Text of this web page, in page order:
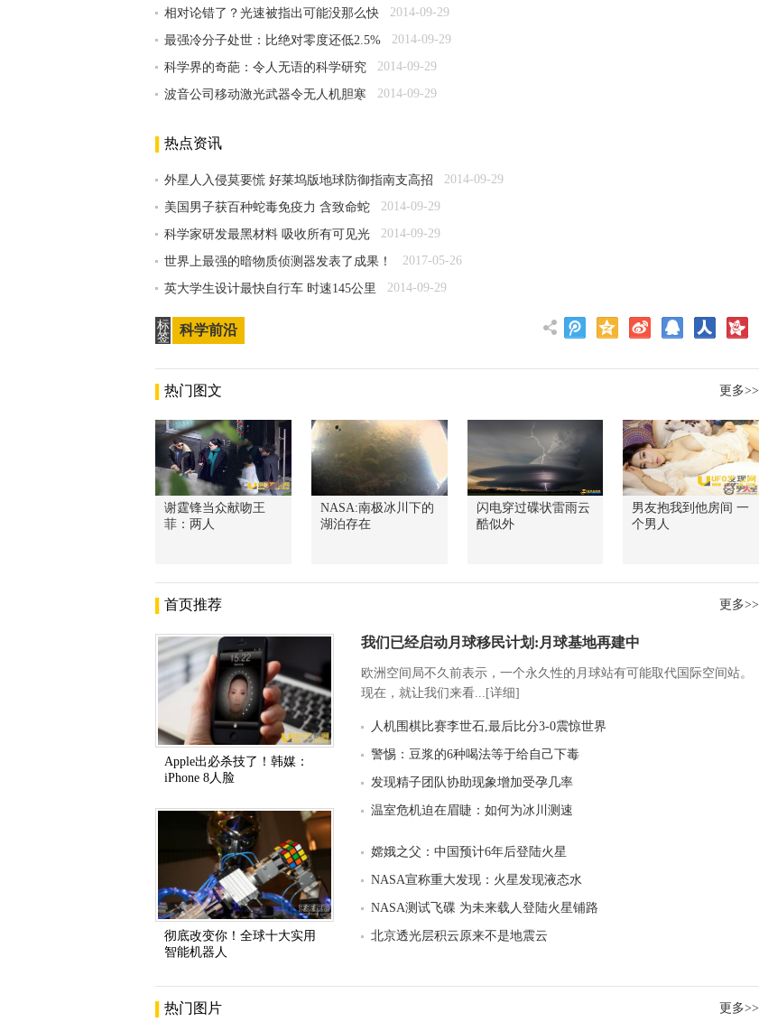
相对论错了？光速被指出可能没那么快 2014-09-29
最强冷分子处世：比绝对零度还低2.5% 2014-09-29
科学界的奇葩：令人无语的科学研究 2014-09-29
波音公司移动激光武器令无人机胆寒 2014-09-29
热点资讯
外星人入侵莫要慌 好莱坞版地球防御指南支高招 2014-09-29
美国男子获百种蛇毒免疫力 含致命蛇 2014-09-29
科学家研发最黑材料 吸收所有可见光 2014-09-29
世界上最强的暗物质侦测器发表了成果！ 2017-05-26
英大学生设计最快自行车 时速145公里 2014-09-29
标
签
科学前沿
热门图文 更多>>
谢霆锋当众献吻王
菲：两人
NASA:南极冰川下的
湖泊存在
闪电穿过碟状雷雨云
酷似外
男友抱我到他房间 一
个男人
首页推荐 更多>>
Apple出必杀技了！韩媒：
iPhone 8人脸
彻底改变你！全球十大实用
智能机器人
我们已经启动月球移民计划:月球基地再建中
欧洲空间局不久前表示，一个永久性的月球站有可能取代国际空间站。
现在，就让我们来看...[详细]
人机围棋比赛李世石,最后比分3-0震惊世界
警惕：豆浆的6种喝法等于给自己下毒
发现精子团队协助现象增加受孕几率
温室危机迫在眉睫：如何为冰川测速
嫦娥之父：中国预计6年后登陆火星
NASA宣称重大发现：火星发现液态水
NASA测试飞碟 为未来载人登陆火星铺路
北京透光层积云原来不是地震云
热门图片 更多>>